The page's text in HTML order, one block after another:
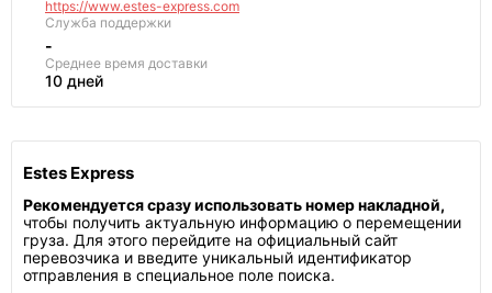
https://www.estes-express.com
Служба поддержки
-
Среднее время доставки
10 дней
Estes Express
Рекомендуется сразу использовать номер накладной,
чтобы получить актуальную информацию о перемещении
груза. Для этого перейдите на официальный сайт
перевозчика и введите уникальный идентификатор
отправления в специальное поле поиска.